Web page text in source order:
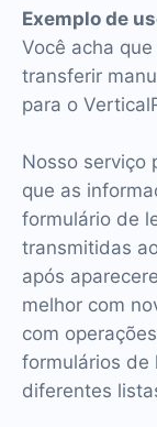
Exemplo de
Você acha
transferir
para o
Nosso serviço
que as
formulário de
transmitidas
após
melhor com
com
formulários de
diferentes